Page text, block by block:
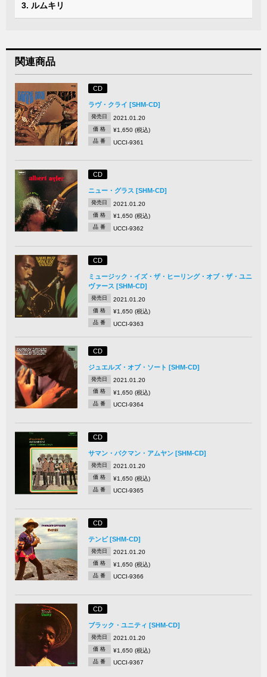
3. ルムキリ
関連商品
CD
ラヴ・クライ [SHM-CD]
発売日 2021.01.20
価 格 ¥1,650 (税込)
品 番 UCCI-9361
CD
ニュー・グラス [SHM-CD]
発売日 2021.01.20
価 格 ¥1,650 (税込)
品 番 UCCI-9362
CD
ミュージック・イズ・ザ・ヒーリング・オブ・ザ・ユニ
ヴァース [SHM-CD]
発売日 2021.01.20
価 格 ¥1,650 (税込)
品 番 UCCI-9363
CD
ジュエルズ・オブ・ソート [SHM-CD]
発売日 2021.01.20
価 格 ¥1,650 (税込)
品 番 UCCI-9364
CD
サマン・バクマン・アムヤン [SHM-CD]
発売日 2021.01.20
価 格 ¥1,650 (税込)
品 番 UCCI-9365
CD
テンビ [SHM-CD]
発売日 2021.01.20
価 格 ¥1,650 (税込)
品 番 UCCI-9366
CD
ブラック・ユニティ [SHM-CD]
発売日 2021.01.20
価 格 ¥1,650 (税込)
品 番 UCCI-9367